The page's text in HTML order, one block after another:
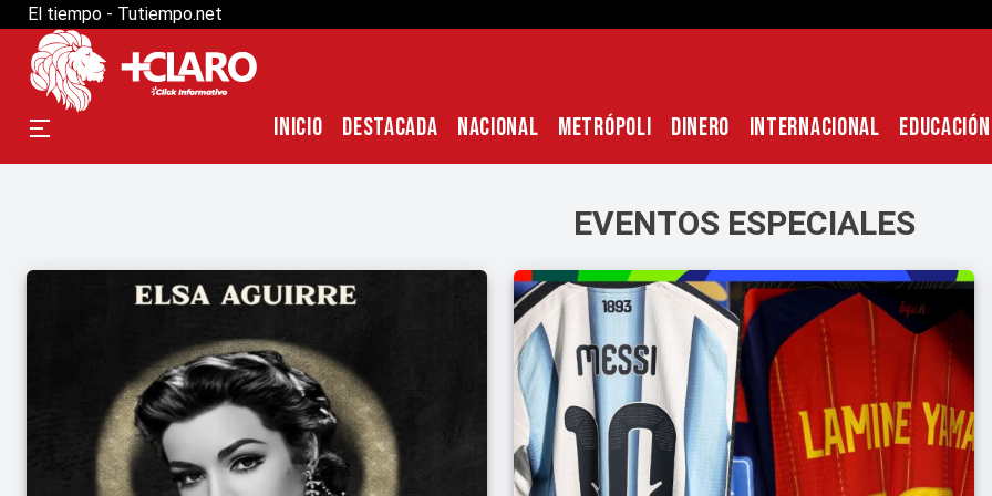
El tiempo - Tutiempo.net
INICIO DESTACADA NACIONAL METRÓPOLI DINERO INTERNACIONAL EDUCACIÓN
EVENTOS ESPECIALES